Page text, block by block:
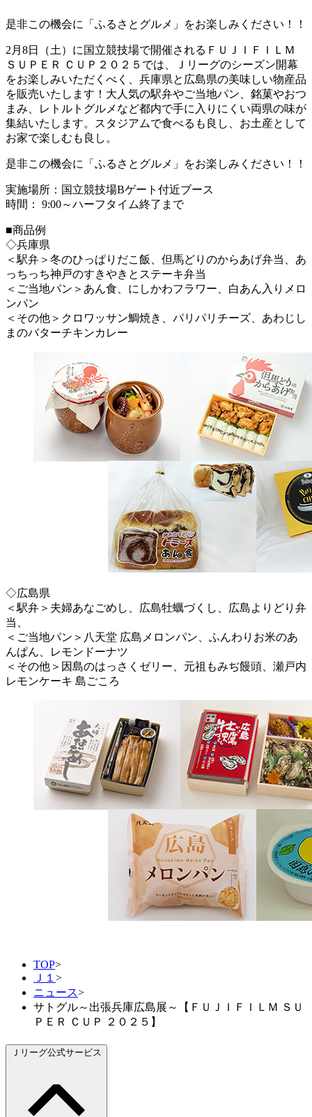
是非この機会に「ふるさとグルメ」をお楽しみください！！
2月8日（土）に国立競技場で開催されるＦＵＪＩＦＩＬＭ
ＳＵＰＥＲ ＣＵＰ２０２５では、Ｊリーグのシーズン開幕
をお楽しみいただくべく、兵庫県と広島県の美味しい物産品
を販売いたします！大人気の駅弁やご当地パン、銘菓やおつ
まみ、レトルトグルメなど都内で手に入りにくい両県の味が
集結いたします。スタジアムで食べるも良し、お土産として
お家で楽しむも良し。
是非この機会に「ふるさとグルメ」をお楽しみください！！
実施場所：国立競技場Bゲート付近ブース
時間： 9:00～ハーフタイム終了まで
■商品例
◇兵庫県
＜駅弁＞冬のひっぱりだこ飯、但馬どりのからあげ弁当、あ
っちっち神戸のすきやきとステーキ弁当
＜ご当地パン＞あん食、にしかわフラワー、白あん入りメロ
ンパン
＜その他＞クロワッサン鯛焼き、パリパリチーズ、あわじし
まのバターチキンカレー
◇広島県
＜駅弁＞夫婦あなごめし、広島牡蠣づくし、広島よりどり弁
当、
＜ご当地パン＞八天堂 広島メロンパン、ふんわりお米のあ
んぱん、レモンドーナツ
＜その他＞因島のはっさくゼリー、元祖もみぢ饅頭、瀬戸内
レモンケーキ 島ごころ
TOP>
Ｊ１ >
ニュース>
サトグル～出張兵庫広島展～【ＦＵＪＩＦＩＬＭ ＳＵ
ＰＥＲ ＣＵＰ ２０２５】
Ｊリーグ公式サービス